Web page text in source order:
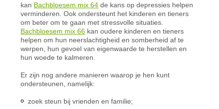
kan Bachbloesem mix 64 de kans op depressies helpen
verminderen. Ook ondersteunt het kinderen en tieners
om beter om te gaan met stressvolle situaties.
Bachbloesem mix 66 kan oudere kinderen en tieners
helpen om hun neerslachtigheid en somberheid af te
werpen, hun gevoel van eigenwaarde te herstellen en
hun woede te kalmeren.
Er zijn nog andere manieren waarop je hen kunt
ondersteunen, namelijk:
zoek steun bij vrienden en familie;